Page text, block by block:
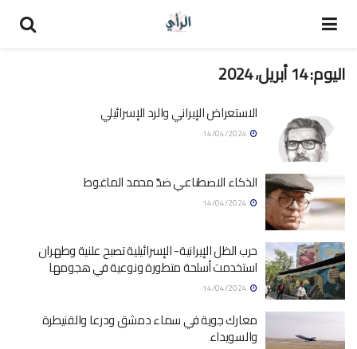
اليوم:14 أبريل، 2024
الاستعراض الإيراني والرد الإسرائيلي
الذكاء الاصطناعي ضدّ محمد الماغوط
حرب الظل الإيرانية- الإسرائيلية تصبح علنية وطهران
استخدمت أسلحة متطورة ونوعية في هجومها
معارك جوية في سماء دمشق ودرعا والقنيطرة
والسويداء